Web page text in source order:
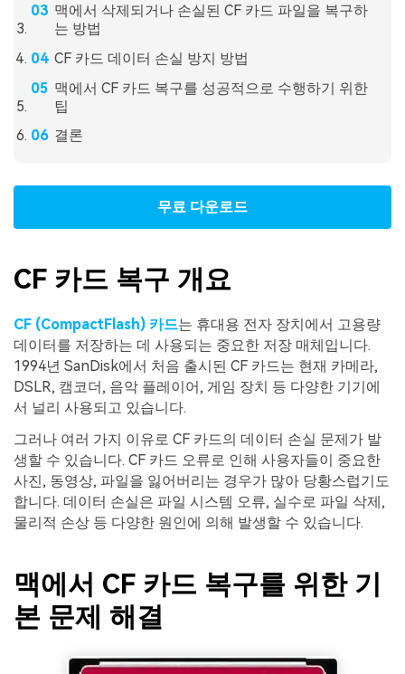
맥에서 삭제되거나 손실된 CF 카드 파일을 복구하
는 방법
CF 카드 데이터 손실 방지 방법
맥에서 CF 카드 복구를 성공적으로 수행하기 위한
팁
결론
무료 다운로드
CF 카드 복구 개요
CF (CompactFlash) 카드는 휴대용 전자 장치에서 고용량
데이터를 저장하는 데 사용되는 중요한 저장 매체입니다.
1994년 SanDisk에서 처음 출시된 CF 카드는 현재 카메라,
DSLR, 캠코더, 음악 플레이어, 게임 장치 등 다양한 기기에
서 널리 사용되고 있습니다.
그러나 여러 가지 이유로 CF 카드의 데이터 손실 문제가 발
생할 수 있습니다. CF 카드 오류로 인해 사용자들이 중요한
사진, 동영상, 파일을 잃어버리는 경우가 많아 당황스럽기도
합니다. 데이터 손실은 파일 시스템 오류, 실수로 파일 삭제,
물리적 손상 등 다양한 원인에 의해 발생할 수 있습니다.
맥에서 CF 카드 복구를 위한 기
본 문제 해결